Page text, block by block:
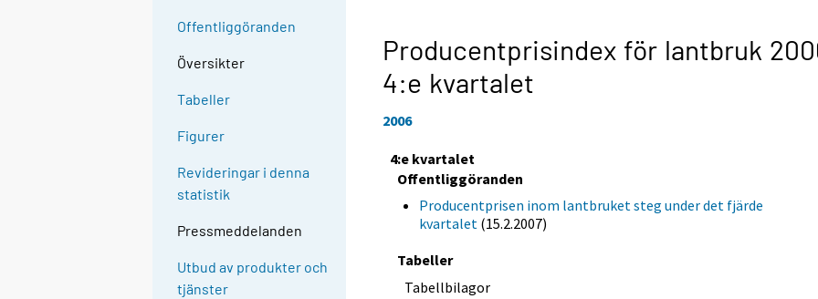
Offentliggöranden
Översikter
Tabeller
Figurer
Revideringar i denna
statistik
Pressmeddelanden
Utbud av produkter och
tjänster
Producentprisindex för lantbruk
4:e kvartalet
2006
4:e kvartalet
Offentliggöranden
Producentprisen inom lantbruket steg under det fjärde
kvartalet (15.2.2007)
Tabeller
Tabellbilagor